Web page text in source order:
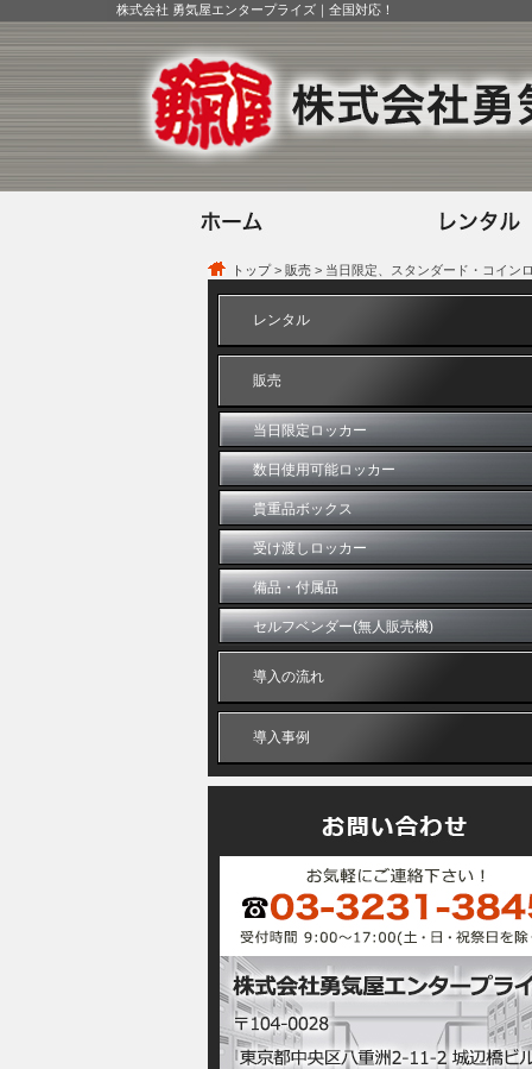
株式会社 勇気屋エンタープライズ｜全国対応！
トップ> 販売 > 当日限定、スタンダード・コイン
レンタル
販売
当日限定ロッカー
数日使用可能ロッカー
貴重品ボックス
受け渡しロッカー
備品・付属品
セルフベンダー(無人販売機)
導入の流れ
導入事例